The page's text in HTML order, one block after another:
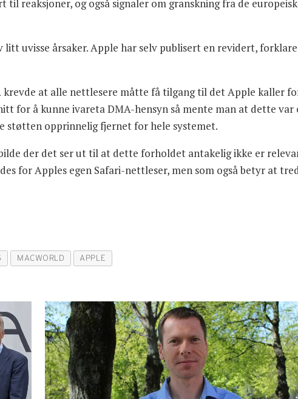
reaksjoner, og også signaler om granskning fra de
uvisse årsaker. Apple har selv publisert en revidert,
at alle nettlesere måtte få tilgang til det Apple kaller
for å kunne ivareta DMA-hensyn så mente man at dette
støtten opprinnelig fjernet for hele systemet.
der det ser ut til at dette forholdet antakelig ikke er
for Apples egen Safari-nettleser, men som også betyr at
MACWORLD APPLE